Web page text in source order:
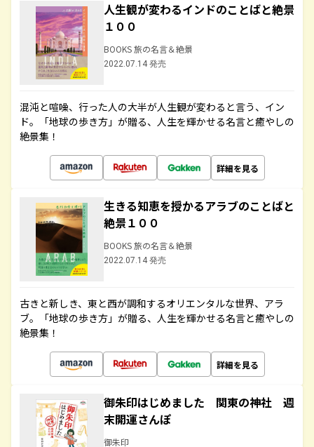
人生観が変わるインドのことばと絶景
１００
BOOKS 旅の名言＆絶景
2022.07.14 発売
混沌と喧噪、行った人の大半が人生観が変わると言う、イン
ド。「地球の歩き方」が贈る、人生を輝かせる名言と癒やしの
絶景集！
詳細を見る
生きる知恵を授かるアラブのことばと
絶景１００
BOOKS 旅の名言＆絶景
2022.07.14 発売
古きと新しき、東と西が調和するオリエンタルな世界、アラ
ブ。「地球の歩き方」が贈る、人生を輝かせる名言と癒やしの
絶景集！
詳細を見る
御朱印はじめました 関東の神社 週
末開運さんぽ
御朱印